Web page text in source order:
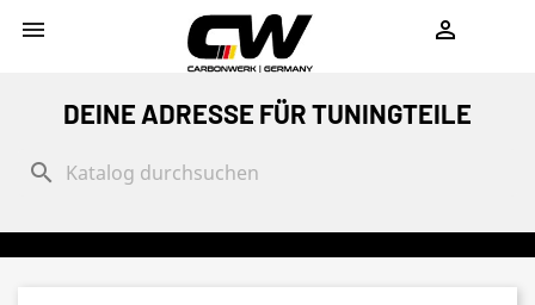
 
DEINE ADRESSE FÜR TUNINGTEILE
search